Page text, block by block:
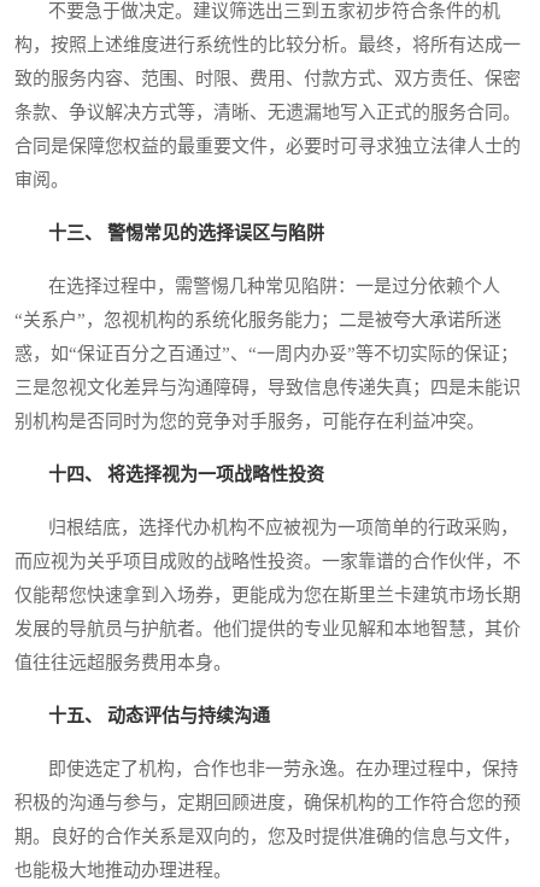
不要急于做决定。建议筛选出三到五家初步符合条件的机
构，按照上述维度进行系统性的比较分析。最终，将所有达成一
致的服务内容、范围、时限、费用、付款方式、双方责任、保密
条款、争议解决方式等，清晰、无遗漏地写入正式的服务合同。
合同是保障您权益的最重要文件，必要时可寻求独立法律人士的
审阅。
十三、 警惕常见的选择误区与陷阱
在选择过程中，需警惕几种常见陷阱：一是过分依赖个人
“关系户”，忽视机构的系统化服务能力；二是被夸大承诺所迷
惑，如“保证百分之百通过”、“一周内办妥”等不切实际的保证；
三是忽视文化差异与沟通障碍，导致信息传递失真；四是未能识
别机构是否同时为您的竞争对手服务，可能存在利益冲突。
十四、 将选择视为一项战略性投资
归根结底，选择代办机构不应被视为一项简单的行政采购，
而应视为关乎项目成败的战略性投资。一家靠谱的合作伙伴，不
仅能帮您快速拿到入场券，更能成为您在斯里兰卡建筑市场长期
发展的导航员与护航者。他们提供的专业见解和本地智慧，其价
值往往远超服务费用本身。
十五、 动态评估与持续沟通
即使选定了机构，合作也非一劳永逸。在办理过程中，保持
积极的沟通与参与，定期回顾进度，确保机构的工作符合您的预
期。良好的合作关系是双向的，您及时提供准确的信息与文件，
也能极大地推动办理进程。